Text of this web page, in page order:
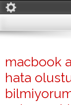
macbook
hata